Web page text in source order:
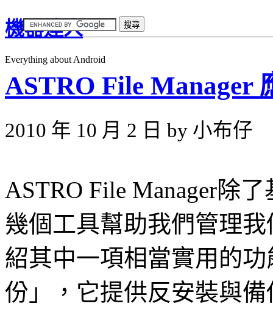
機器達人
Everything about Android
ASTRO File Manager
2010 年 10 月 2 日 by 小布仔
ASTRO File Manager除
幾個工具幫助我們管理
紹其中一項相當實用的
份」，它提供反安裝與